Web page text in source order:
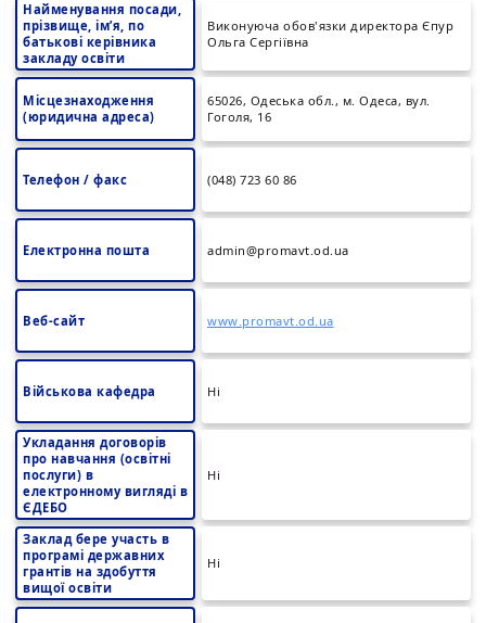
Найменування посади,
прізвище, ім’я, по
батькові керівника
закладу освіти
Виконуюча обов'язки директора Єпур
Ольга Сергіївна
Місцезнаходження
(юридична адреса)
65026, Одеська обл., м. Одеса, вул.
Гоголя, 16
Телефон / факс (048) 723 60 86
Електронна пошта admin@promavt.od.ua
Веб-сайт www.promavt.od.ua
Військова кафедра Ні
Укладання договорів
про навчання (освітні
послуги) в
електронному вигляді в
ЄДЕБО
Ні
Заклад бере участь в
програмі державних
грантів на здобуття
вищої освіти
Ні